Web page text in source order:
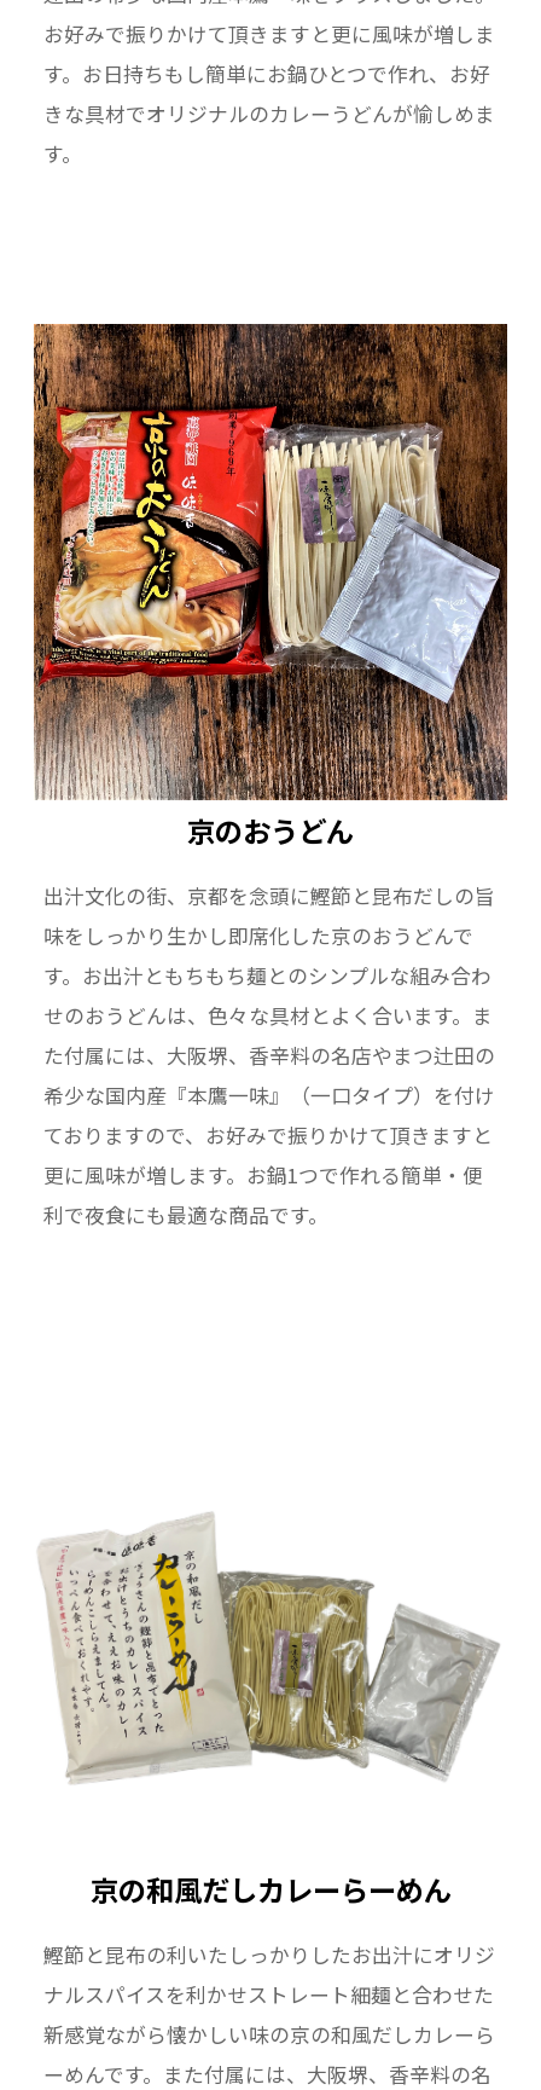
お好みで振りかけて頂きますと更に風味が増しま
す。お日持ちもし簡単にお鍋ひとつで作れ、お好
きな具材でオリジナルのカレーうどんが愉しめま
す。
京のおうどん
出汁文化の街、京都を念頭に鰹節と昆布だしの旨
味をしっかり生かし即席化した京のおうどんで
す。お出汁ともちもち麺とのシンプルな組み合わ
せのおうどんは、色々な具材とよく合います。ま
た付属には、大阪堺、香辛料の名店やまつ辻田の
希少な国内産『本鷹一味』（一口タイプ）を付け
ておりますので、お好みで振りかけて頂きますと
更に風味が増します。お鍋1つで作れる簡単・便
利で夜食にも最適な商品です。
京の和風だしカレーらーめん
鰹節と昆布の利いたしっかりしたお出汁にオリジ
ナルスパイスを利かせストレート細麺と合わせた
新感覚ながら懐かしい味の京の和風だしカレーら
ーめんです。また付属には、大阪堺、香辛料の名